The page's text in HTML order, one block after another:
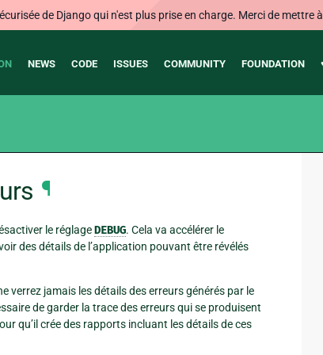
de Django qui n'est plus prise en charge. Merci de mettre
NEWS CODE ISSUES COMMUNITY FOUNDATION
¶
le réglageDEBUG. Cela va accélérer le
des détails de l’application pouvant être révélés
verrez jamais les détails des erreurs générés par le
de garder la trace des erreurs qui se produisent
qu’il crée des rapports incluant les détails de ces